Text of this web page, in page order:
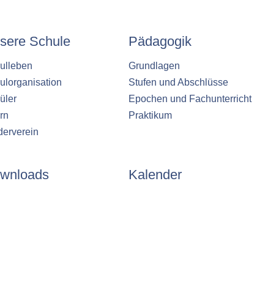
Schule Pädagogik
Grundlagen
Stufen und Abschlüsse
Epochen und Fachunterricht
Praktikum
Kalender